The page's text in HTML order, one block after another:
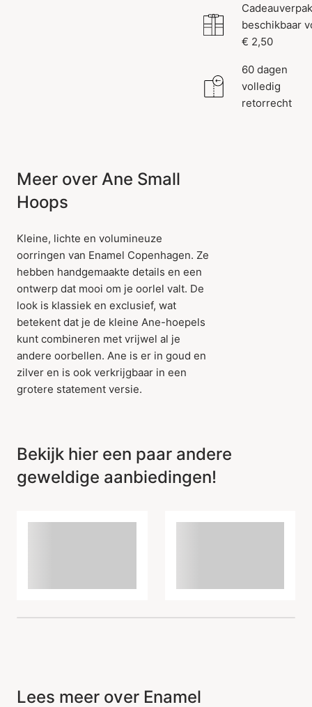
beschikbaar
€ 2,50
60 dagen
volledig
retorrecht
Meer over Ane Small
Hoops
Kleine, lichte en volumineuze
oorringen van Enamel Copenhagen. Ze
hebben handgemaakte details en een
ontwerp dat mooi om je oorlel valt. De
look is klassiek en exclusief, wat
betekent dat je de kleine Ane-hoepels
kunt combineren met vrijwel al je
andere oorbellen. Ane is er in goud en
zilver en is ook verkrijgbaar in een
grotere statement versie.
Bekijk hier een paar andere
geweldige aanbiedingen!
Lees meer over Enamel